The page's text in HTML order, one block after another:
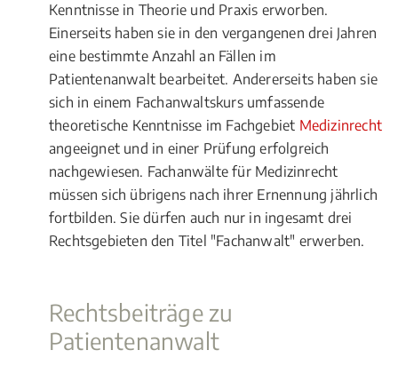
Kenntnisse in Theorie und Praxis erworben.
Einerseits haben sie in den vergangenen drei Jahren
eine bestimmte Anzahl an Fällen im
Patientenanwalt bearbeitet. Andererseits haben sie
sich in einem Fachanwaltskurs umfassende
theoretische Kenntnisse im Fachgebiet Medizinrecht
angeeignet und in einer Prüfung erfolgreich
nachgewiesen. Fachanwälte für Medizinrecht
müssen sich übrigens nach ihrer Ernennung jährlich
fortbilden. Sie dürfen auch nur in ingesamt drei
Rechtsgebieten den Titel "Fachanwalt" erwerben.
Rechtsbeiträge zu
Patientenanwalt